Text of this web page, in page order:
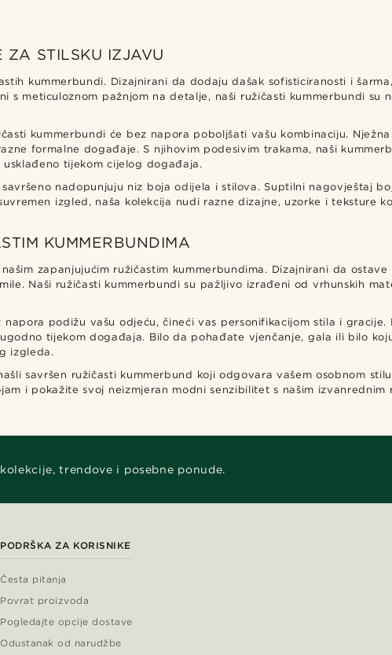
ZA STILSKU IZJAVU
kummerbundi. Dizajnirani da dodaju dašak sofisticiranosti i
meticuloznom pažnjom na detalje, naši ružičasti kummerbundi su
kummerbundi će bez napora poboljšati vašu kombinaciju.
formalne događaje. S njihovim podesivim trakama, naši
tijekom cijelog događaja.
nadopunjuju niz boja odijela i stilova. Suptilni nagovještaj
izgled, naša kolekcija nudi razne dizajne, uzorke i teksture
KUMMERBUNDIMA
zapanjujućim ružičastim kummerbundima. Dizajnirani da ostave
Naši ružičasti kummerbundi su pažljivo izrađeni od vrhunskih
podižu vašu odjeću, čineći vas personifikacijom stila i
tijekom događaja. Bilo da pohađate vjenčanje, gala ili bilo
izgleda.
savršen ružičasti kummerbund koji odgovara vašem osobnom
i pokažite svoj neizmjeran modni senzibilitet s našim izvanrednim
trendove i posebne ponude.
PODRŠKA ZA KORISNIKE
Česta pitanja
Povrat proizvoda
Pogledajte opcije dostave
Odustanak od narudžbe